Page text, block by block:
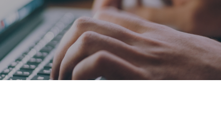
navegación